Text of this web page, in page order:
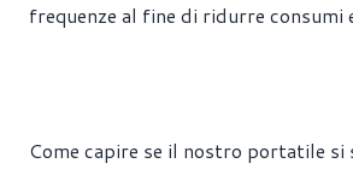
frequenze al fine di ridurre consumi
Come capire se il nostro portatile si